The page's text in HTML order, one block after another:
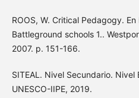
ROOS, W. Critical Pedagogy. En
Battleground schools 1..
2007. p. 151-166.
SITEAL. Nivel Secundario. Nivel
UNESCO-IIPE, 2019.